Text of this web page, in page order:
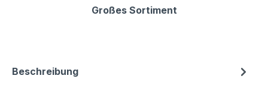
Großes Sortiment
Beschreibung